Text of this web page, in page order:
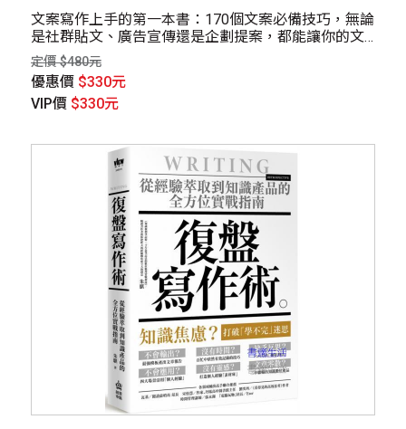
文案寫作上手的第一本書：170個文案必備技巧，無論
是社群貼文、廣告宣傳還是企劃提案，都能讓你的文
案精準命中客群需求
定價 $480元
優惠價 $330元
VIP價 $330元